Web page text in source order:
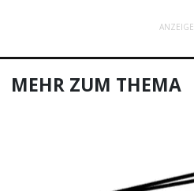
ANZEIGE
MEHR ZUM THEMA